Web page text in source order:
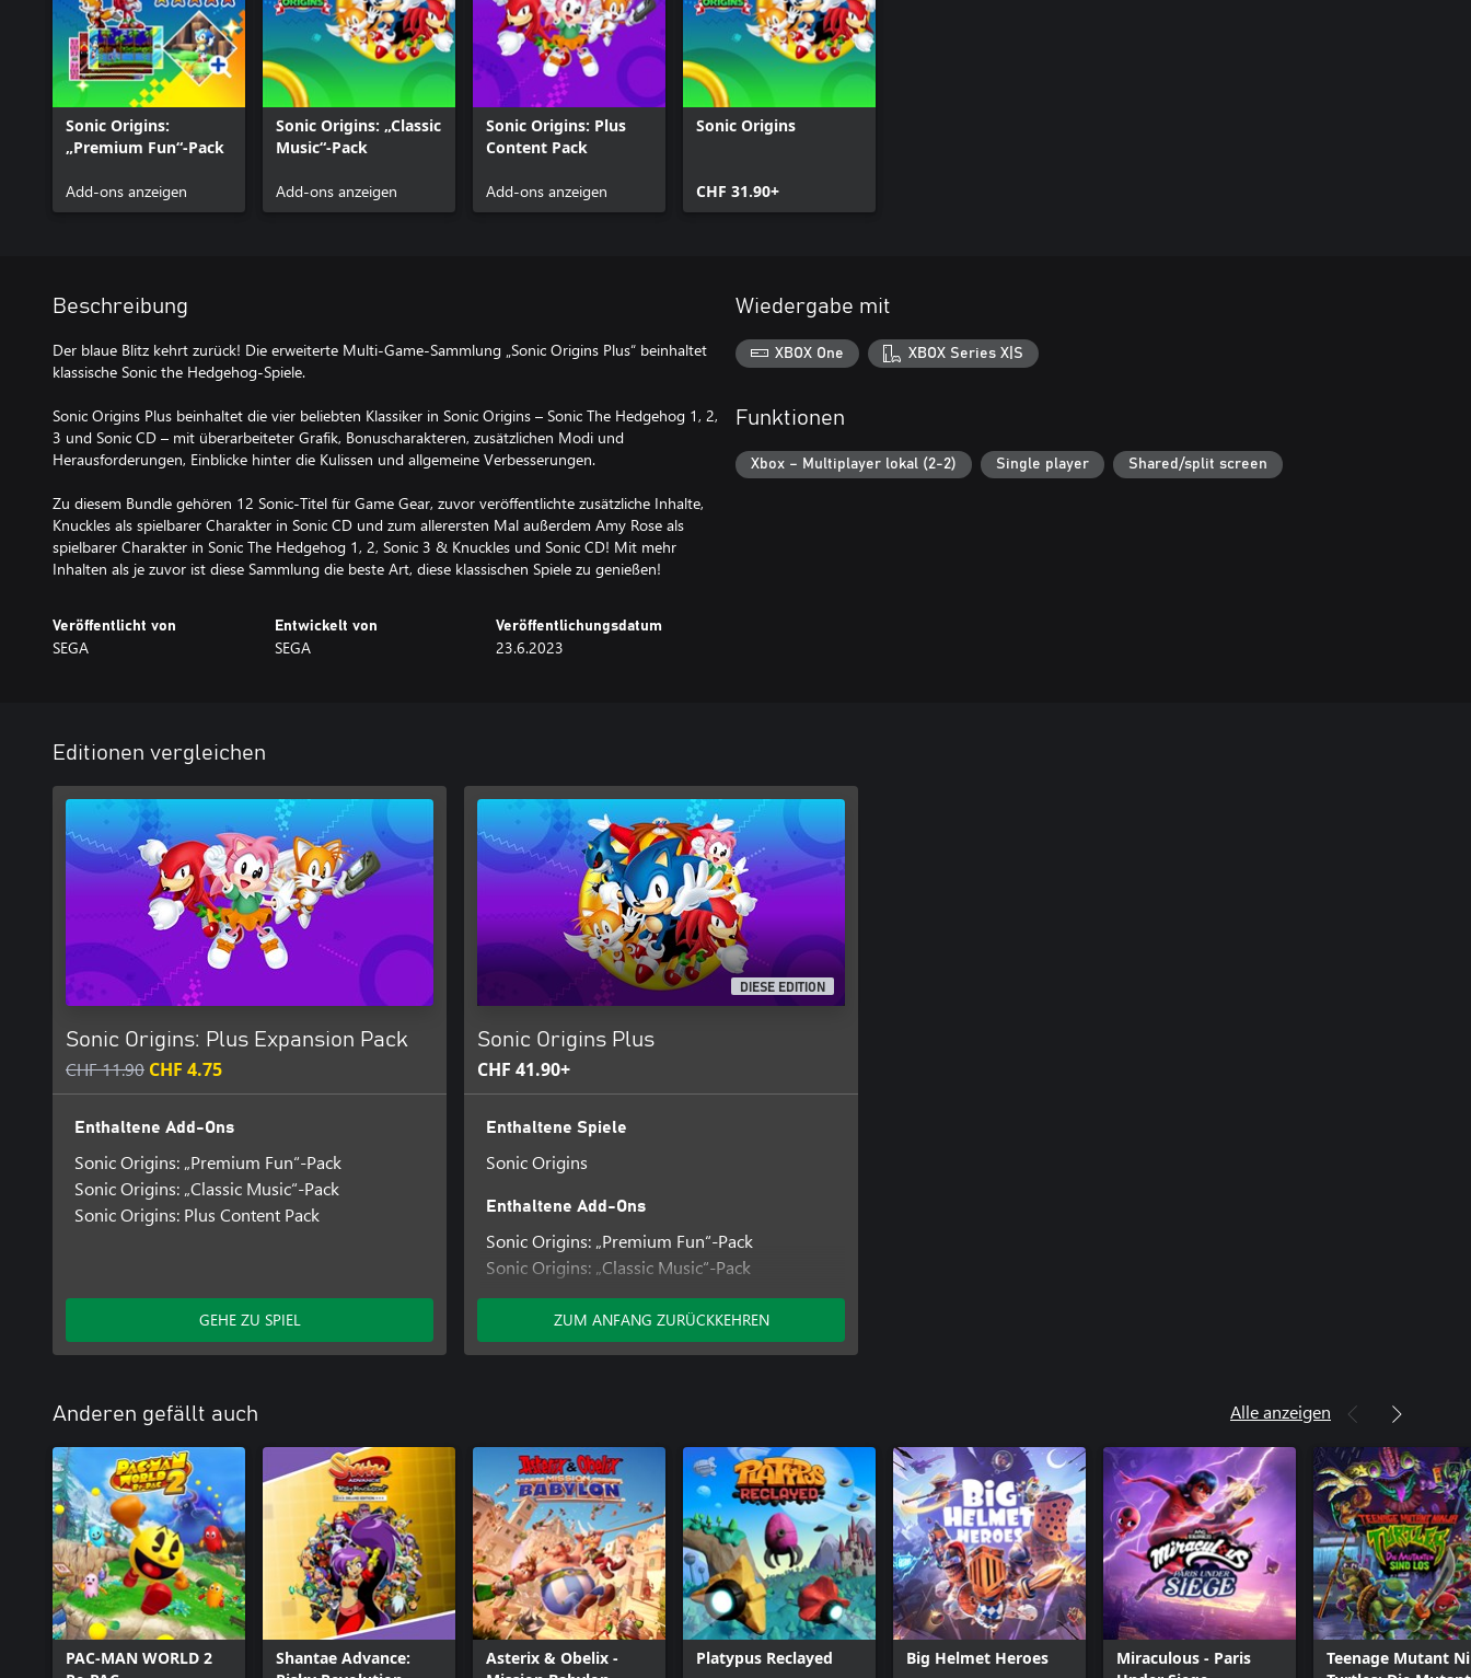
Sonic Origins:
„Premium Fun“-Pack
Add-ons anzeigen
Sonic Origins: „Classic
Music“-Pack
Add-ons anzeigen
Sonic Origins: Plus
Content Pack
Add-ons anzeigen
Sonic Origins
CHF 31.90+
Beschreibung
Der blaue Blitz kehrt zurück! Die erweiterte Multi-Game-Sammlung „Sonic Origins Plus“ beinhaltet
klassische Sonic the Hedgehog-Spiele.
Sonic Origins Plus beinhaltet die vier beliebten Klassiker in Sonic Origins – Sonic The Hedgehog 1, 2,
3 und Sonic CD – mit überarbeiteter Grafik, Bonuscharakteren, zusätzlichen Modi und
Herausforderungen, Einblicke hinter die Kulissen und allgemeine Verbesserungen.
Zu diesem Bundle gehören 12 Sonic-Titel für Game Gear, zuvor veröffentlichte zusätzliche Inhalte,
Knuckles als spielbarer Charakter in Sonic CD und zum allerersten Mal außerdem Amy Rose als
spielbarer Charakter in Sonic The Hedgehog 1, 2, Sonic 3 & Knuckles und Sonic CD! Mit mehr
Inhalten als je zuvor ist diese Sammlung die beste Art, diese klassischen Spiele zu genießen!
Veröffentlicht von
SEGA
Entwickelt von
SEGA
Veröffentlichungsdatum
23.6.2023
Wiedergabe mit
XBOX One XBOX Series X|S
Funktionen
Xbox – Multiplayer lokal (2-2) Single player Shared/split screen
Editionen vergleichen
Sonic Origins: Plus Expansion Pack
CHF 11.90 CHF 4.75
Enthaltene Add-Ons
Sonic Origins: „Premium Fun“-Pack
Sonic Origins: „Classic Music“-Pack
Sonic Origins: Plus Content Pack
GEHE ZU SPIEL
DIESE EDITION
Sonic Origins Plus
CHF 41.90+
Enthaltene Spiele
Sonic Origins
Enthaltene Add-Ons
Sonic Origins: „Premium Fun“-Pack
Sonic Origins: „Classic Music“-Pack
Sonic Origins: Plus Content Pack
ZUM ANFANG ZURÜCKKEHREN
Anderen gefällt auch Alle anzeigen
PAC-MAN WORLD 2
Shantae Advance:
Asterix & Obelix -
Platypus Reclayed Big Helmet Heroes
Miraculous - Paris
Teenage Mutant